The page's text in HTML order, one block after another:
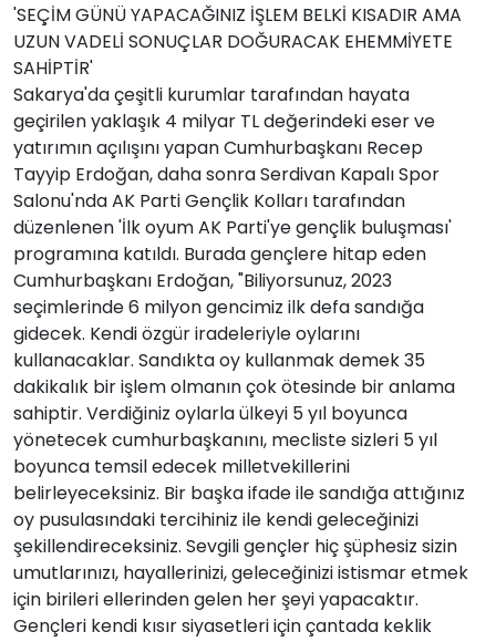
'SEÇİM GÜNÜ YAPACAĞINIZ İŞLEM BELKİ KISADIR AMA
UZUN VADELİ SONUÇLAR DOĞURACAK EHEMMİYETE
SAHİPTİR'
Sakarya'da çeşitli kurumlar tarafından hayata
geçirilen yaklaşık 4 milyar TL değerindeki eser ve
yatırımın açılışını yapan Cumhurbaşkanı Recep
Tayyip Erdoğan, daha sonra Serdivan Kapalı Spor
Salonu'nda AK Parti Gençlik Kolları tarafından
düzenlenen 'İlk oyum AK Parti'ye gençlik buluşması'
programına katıldı. Burada gençlere hitap eden
Cumhurbaşkanı Erdoğan, "Biliyorsunuz, 2023
seçimlerinde 6 milyon gencimiz ilk defa sandığa
gidecek. Kendi özgür iradeleriyle oylarını
kullanacaklar. Sandıkta oy kullanmak demek 35
dakikalık bir işlem olmanın çok ötesinde bir anlama
sahiptir. Verdiğiniz oylarla ülkeyi 5 yıl boyunca
yönetecek cumhurbaşkanını, mecliste sizleri 5 yıl
boyunca temsil edecek milletvekillerini
belirleyeceksiniz. Bir başka ifade ile sandığa attığınız
oy pusulasındaki tercihiniz ile kendi geleceğinizi
şekillendireceksiniz. Sevgili gençler hiç şüphesiz sizin
umutlarınızı, hayallerinizi, geleceğinizi istismar etmek
için birileri ellerinden gelen her şeyi yapacaktır.
Gençleri kendi kısır siyasetleri için çantada keklik